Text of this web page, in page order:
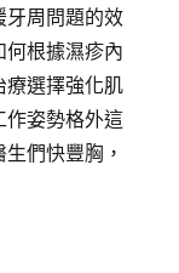
牙周問題的效
何根據濕疹內
療選擇強化肌
作姿勢格外這
生們快豐胸，